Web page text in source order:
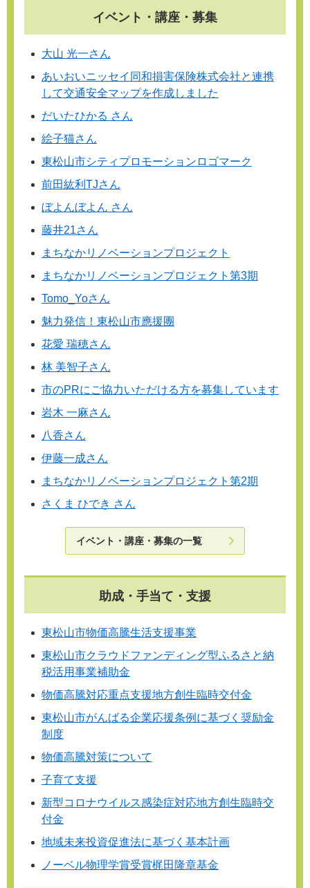
イベント・講座・募集
大山 光一さん
あいおいニッセイ同和損害保険株式会社と連携
して交通安全マップを作成しました
だいたひかる さん
絵子猫さん
東松山市シティプロモーションロゴマーク
前田紘利TJさん
ぼよんぼよん さん
藤井21さん
まちなかリノベーションプロジェクト
まちなかリノベーションプロジェクト第3期
Tomo_Yoさん
魅力発信！東松山市應援團
花愛 瑞穂さん
林 美智子さん
市のPRにご協力いただける方を募集しています
岩木 一麻さん
八香さん
伊藤一成さん
まちなかリノベーションプロジェクト第2期
さくま ひでき さん
イベント・講座・募集の一覧
助成・手当て・支援
東松山市物価高騰生活支援事業
東松山市クラウドファンディング型ふるさと納
税活用事業補助金
物価高騰対応重点支援地方創生臨時交付金
東松山市がんばる企業応援条例に基づく奨励金
制度
物価高騰対策について
子育て支援
新型コロナウイルス感染症対応地方創生臨時交
付金
地域未来投資促進法に基づく基本計画
ノーベル物理学賞受賞梶田隆章基金